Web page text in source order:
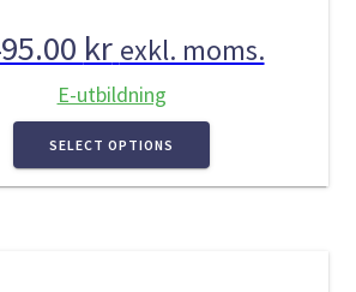
kr exkl. moms.
E-utbildning
SELECT OPTIONS